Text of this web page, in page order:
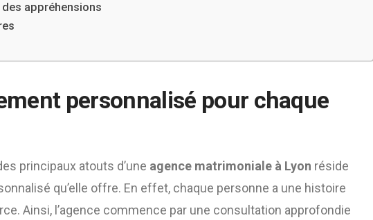
appréhensions
personnalisé pour chaque
principaux atouts d’une agence matrimoniale à Lyon réside
qu’elle offre. En effet, chaque personne a une histoire
Ainsi, l’agence commence par une consultation approfondie